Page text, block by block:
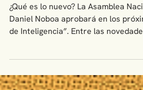
El ADN despótico de la “Ley de
Inteligencia” que impulsa la Asamblea
de Noboa. Alerta #02.
Daniel Noboa aprobará en los
de ley amplia el espectro de la